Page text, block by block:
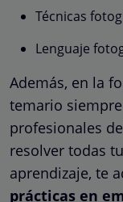
Técnicas
Lenguaje
Además, en la
temario
profesionales
resolver todas
aprendizaje, te
prácticas en